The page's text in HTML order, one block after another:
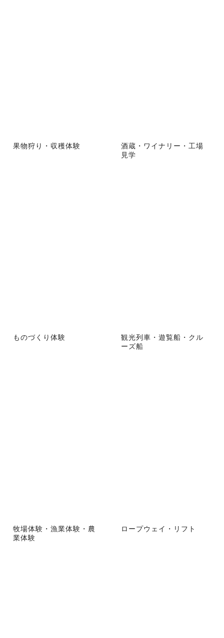
果物狩り・収穫体験
酒蔵・ワイナリー・工場
見学
ものづくり体験
観光列車・遊覧船・クル
ーズ船
牧場体験・漁業体験・農
業体験
ロープウェイ・リフト